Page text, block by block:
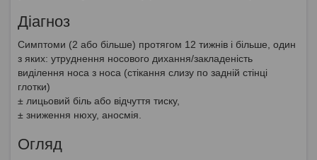
Діагноз
Симптоми (2 або більше) протягом 12 тижнів і більше, один
з яких: утруднення носового дихання/закладеність
виділення носа з носа (стікання слизу по задній стінці
глотки)
± лицьовий біль або відчуття тиску,
± зниження нюху, аносмія.
Огляд